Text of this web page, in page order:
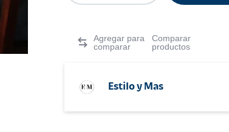
Comparar
productos
Estilo y Mas